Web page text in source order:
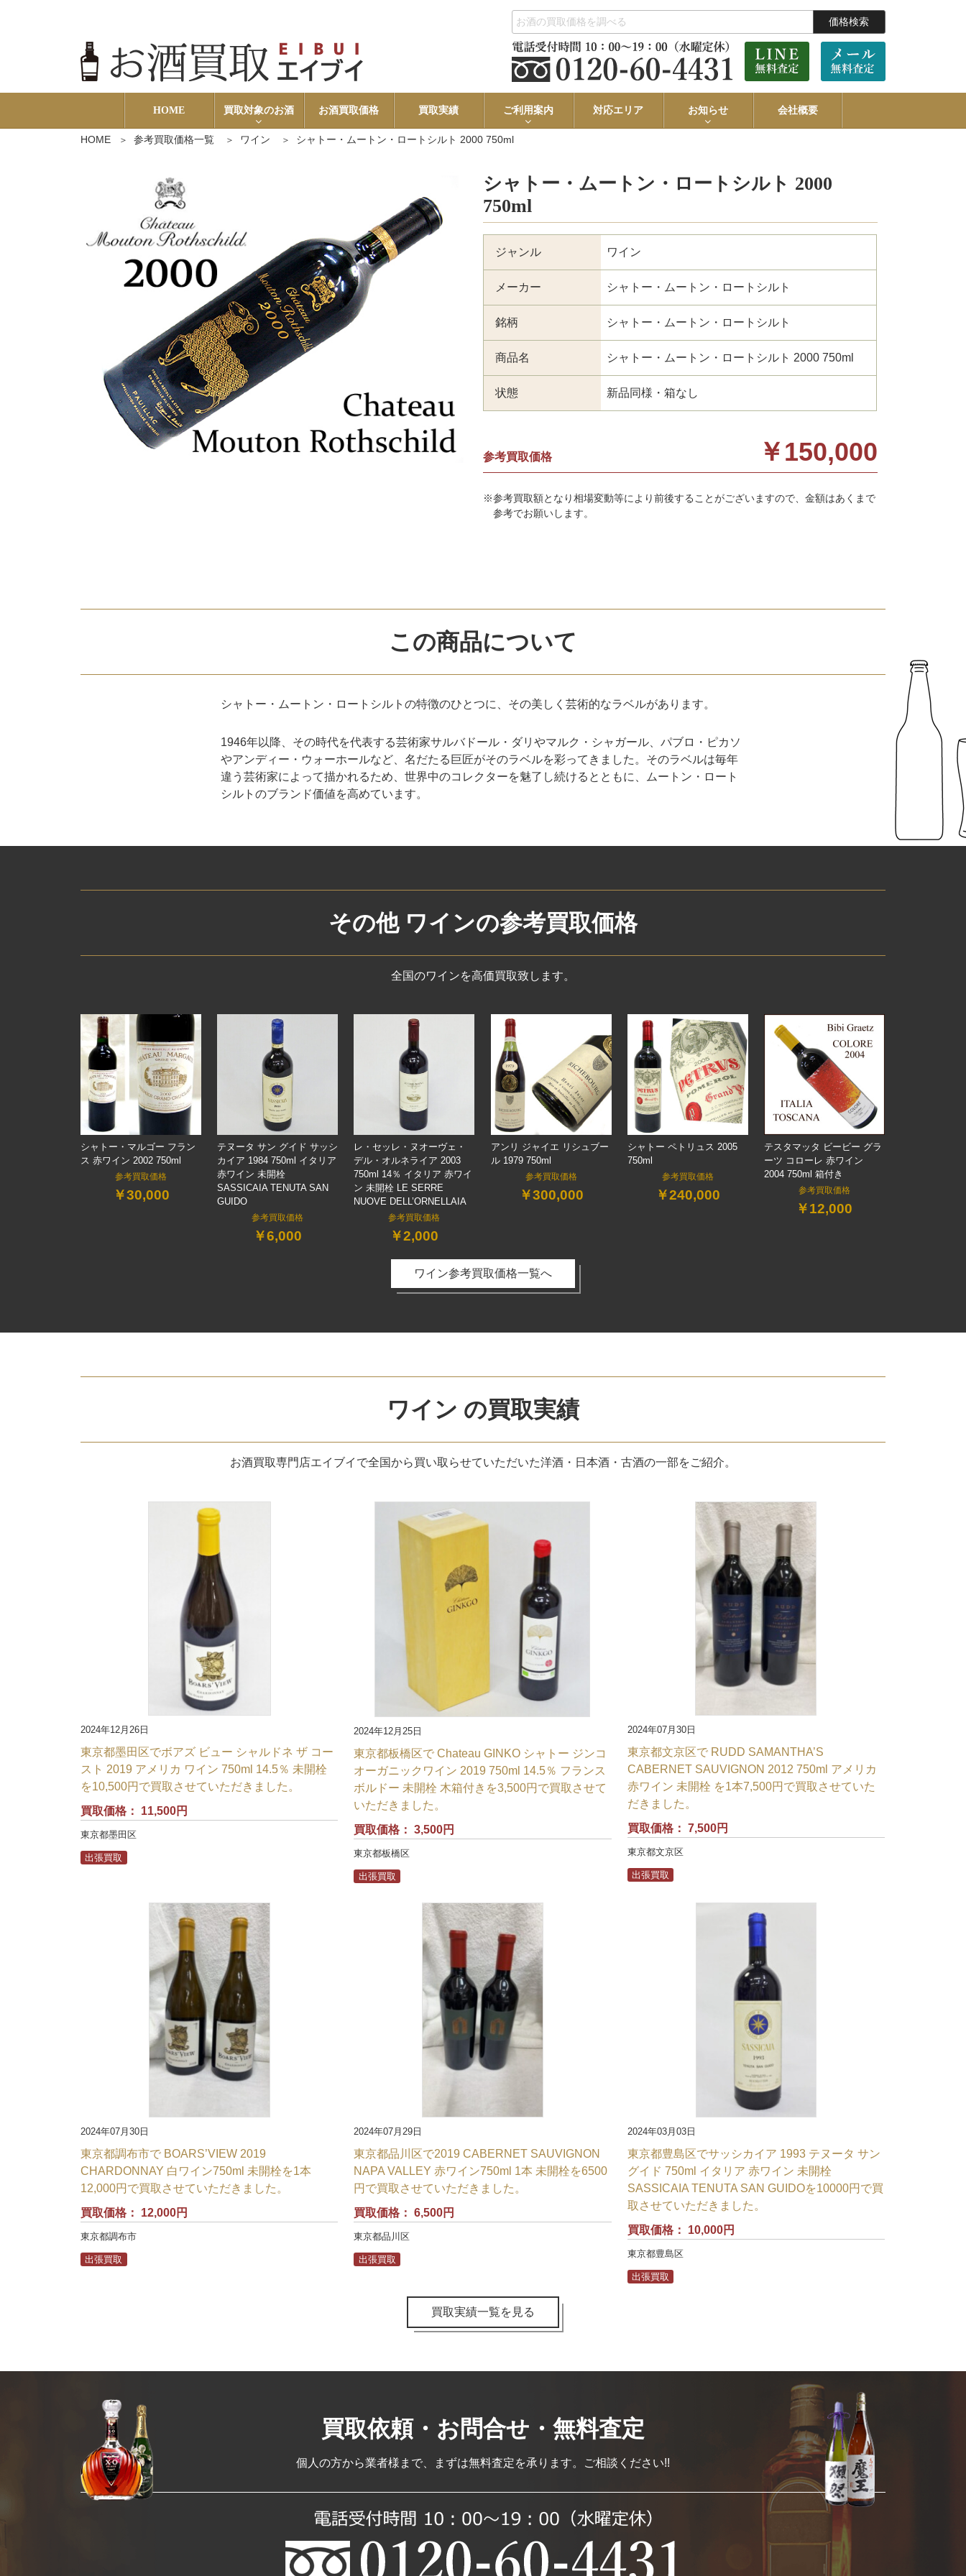
価格検索
HOME 買取対象のお酒 お酒買取価格 買取実績 ご利用案内 対応エリア お知らせ 会社概要
HOME 参考買取価格一覧 ワイン シャトー・ムートン・ロートシルト 2000 750ml
シャトー・ムートン・ロートシルト 2000
750ml
ジャンル ワイン
メーカー シャトー・ムートン・ロートシルト
銘柄 シャトー・ムートン・ロートシルト
商品名 シャトー・ムートン・ロートシルト 2000 750ml
状態 新品同様・箱なし
参考買取価格 ￥150,000
※参考買取額となり相場変動等により前後することがございますので、金額はあくまで
参考でお願いします。
この商品について
シャトー・ムートン・ロートシルトの特徴のひとつに、その美しく芸術的なラベルがあります。
1946年以降、その時代を代表する芸術家サルバドール・ダリやマルク・シャガール、パブロ・ピカソ
やアンディー・ウォーホールなど、名だたる巨匠がそのラベルを彩ってきました。そのラベルは毎年
違う芸術家によって描かれるため、世界中のコレクターを魅了し続けるとともに、ムートン・ロート
シルトのブランド価値を高めています。
その他 ワインの参考買取価格
全国のワインを高価買取致します。
シャトー・マルゴー フラン
ス 赤ワイン 2002 750ml
参考買取価格
￥30,000
テヌータ サン グイド サッシ
カイア 1984 750ml イタリア
赤ワイン 未開栓
SASSICAIA TENUTA SAN
GUIDO
参考買取価格
￥6,000
レ・セッレ・ヌオーヴェ・
デル・オルネライア 2003
750ml 14％ イタリア 赤ワイ
ン 未開栓 LE SERRE
NUOVE DELL’ORNELLAIA
参考買取価格
￥2,000
アンリ ジャイエ リシュブー
ル 1979 750ml
参考買取価格
￥300,000
シャトー ペトリュス 2005
750ml
参考買取価格
￥240,000
テスタマッタ ビービー グラ
ーツ コローレ 赤ワイン
2004 750ml 箱付き
参考買取価格
￥12,000
ワイン参考買取価格一覧へ
ワイン の買取実績
お酒買取専門店エイブイで全国から買い取らせていただいた洋酒・日本酒・古酒の一部をご紹介。
2024年12月26日
東京都墨田区でボアズ ビュー シャルドネ ザ コー
スト 2019 アメリカ ワイン 750ml 14.5％ 未開栓
を10,500円で買取させていただきました。
買取価格： 11,500円
東京都墨田区
出張買取
2024年12月25日
東京都板橋区で Chateau GINKO シャトー ジンコ
オーガニックワイン 2019 750ml 14.5％ フランス
ボルドー 未開栓 木箱付きを3,500円で買取させて
いただきました。
買取価格：3,500円
東京都板橋区
出張買取
2024年07月30日
東京都文京区で RUDD SAMANTHA’S
CABERNET SAUVIGNON 2012 750ml アメリカ
赤ワイン 未開栓 を1本7,500円で買取させていた
だきました。
買取価格： 7,500円
東京都文京区
出張買取
2024年07月30日
東京都調布市で BOARS’VIEW 2019
CHARDONNAY 白ワイン750ml 未開栓を1本
12,000円で買取させていただきました。
買取価格： 12,000円
東京都調布市
出張買取
2024年07月29日
東京都品川区で2019 CABERNET SAUVIGNON
NAPA VALLEY 赤ワイン750ml 1本 未開栓を6500
円で買取させていただきました。
買取価格：6,500円
東京都品川区
出張買取
2024年03月03日
東京都豊島区でサッシカイア 1993 テヌータ サン
グイド 750ml イタリア 赤ワイン 未開栓
SASSICAIA TENUTA SAN GUIDOを10000円で買
取させていただきました。
買取価格： 10,000円
東京都豊島区
出張買取
買取実績一覧を見る
買取依頼・お問合せ・無料査定
個人の方から業者様まで、まずは無料査定を承ります。ご相談ください!!